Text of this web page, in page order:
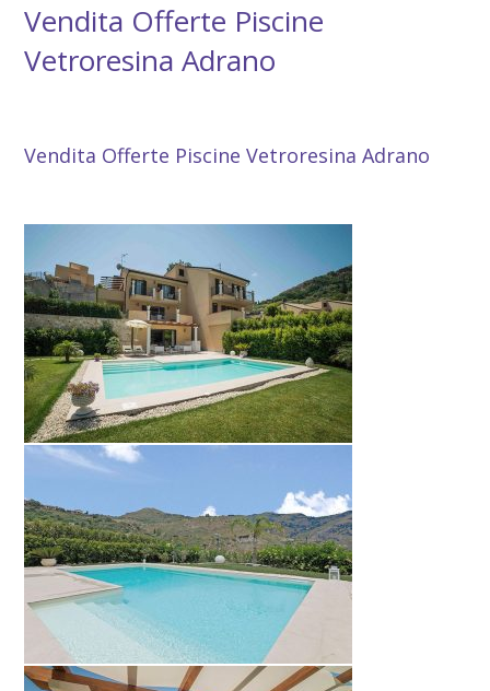
Vendita Offerte Piscine
Vetroresina Adrano
Vendita Offerte Piscine Vetroresina Adrano